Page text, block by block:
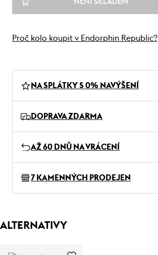
NENÍ SKLADEM
Proč kolo koupit v Endorphin Republic?
NA SPLÁTKY S 0% NAVÝŠENÍ
DOPRAVA ZDARMA
AŽ 60 DNŮ NA VRÁCENÍ
7 KAMENNÝCH PRODEJEN
ALTERNATIVY